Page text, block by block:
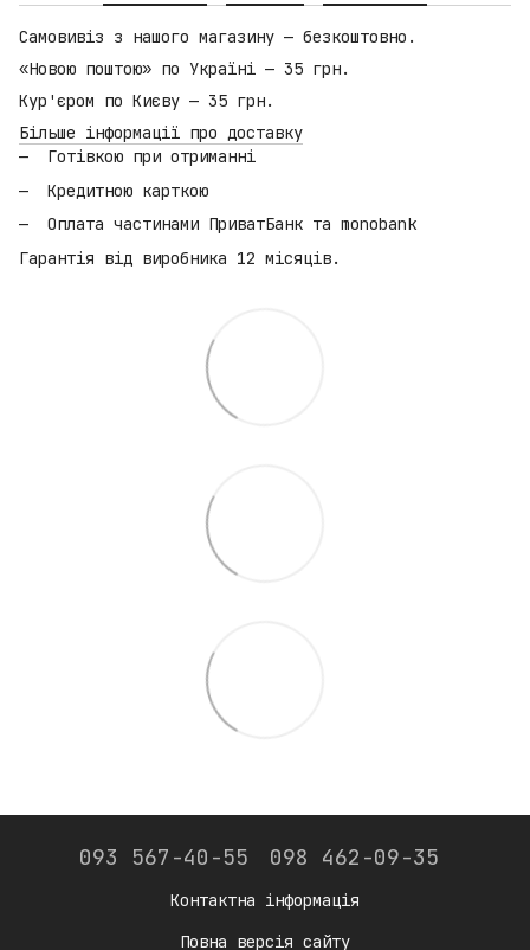
Самовивіз з нашого магазину — безкоштовно.
«Новою поштою» по Україні — 35 грн.
Кур'єром по Києву — 35 грн.
Більше інформації про доставку
Готівкою при отриманні
Кредитною карткою
Оплата частинами ПриватБанк та monobank
Гарантія від виробника 12 місяців.
093 567-40-55 098 462-09-35
Контактна інформація
Повна версія сайту